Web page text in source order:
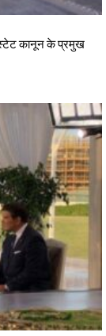
कानून के प्रमुख